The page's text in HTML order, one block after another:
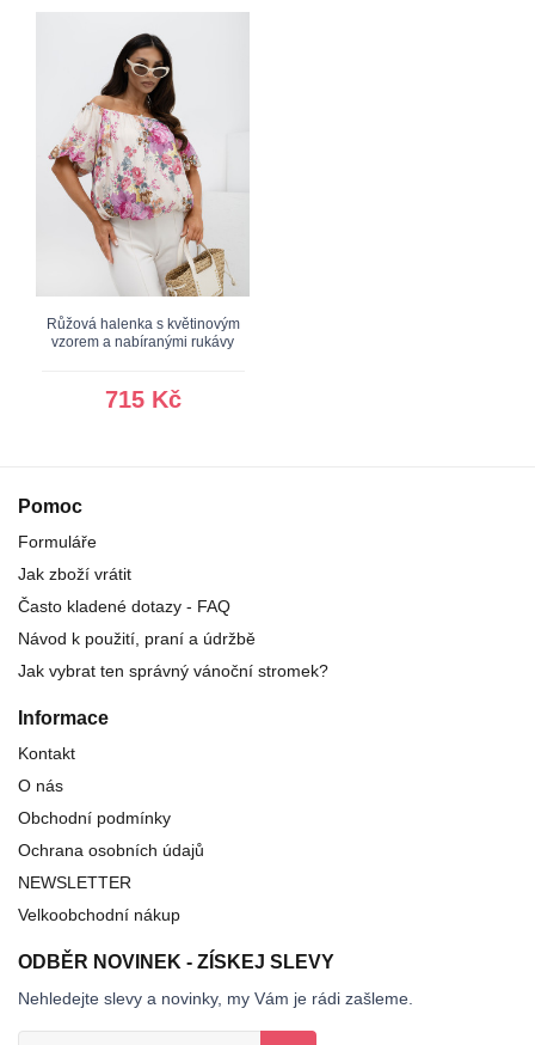
Růžová halenka s květinovým
vzorem a nabíranými rukávy
715 Kč
Pomoc
Formuláře
Jak zboží vrátit
Často kladené dotazy - FAQ
Návod k použití, praní a údržbě
Jak vybrat ten správný vánoční stromek?
Informace
Kontakt
O nás
Obchodní podmínky
Ochrana osobních údajů
NEWSLETTER
Velkoobchodní nákup
ODBĚR NOVINEK - ZÍSKEJ SLEVY
Nehledejte slevy a novinky, my Vám je rádi zašleme.